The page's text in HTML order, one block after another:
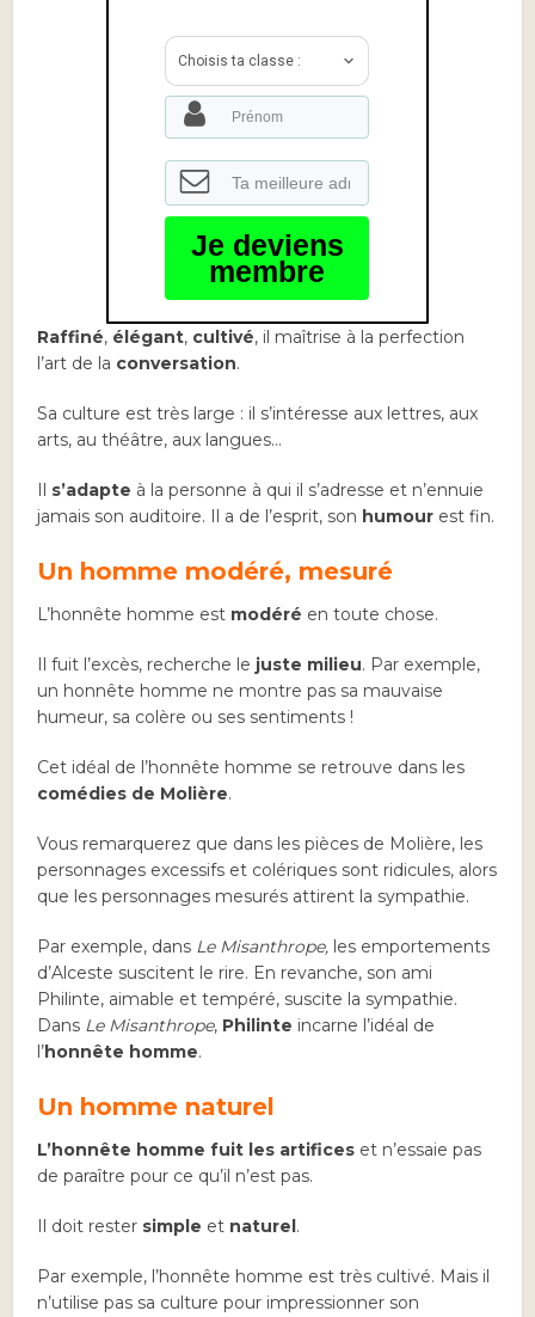
Choisis ta classe :
Je deviens
membre
Raffiné, élégant, cultivé, il maîtrise à la perfection
l’art de la conversation.
Sa culture est très large : il s’intéresse aux lettres, aux
arts, au théâtre, aux langues…
Il s’adapte à la personne à qui il s’adresse et n’ennuie
jamais son auditoire. Il a de l’esprit, son humour est fin.
Un homme modéré, mesuré
L’honnête homme est modéré en toute chose.
Il fuit l’excès, recherche le juste milieu. Par exemple,
un honnête homme ne montre pas sa mauvaise
humeur, sa colère ou ses sentiments !
Cet idéal de l’honnête homme se retrouve dans les
comédies de Molière.
Vous remarquerez que dans les pièces de Molière, les
personnages excessifs et colériques sont ridicules, alors
que les personnages mesurés attirent la sympathie.
Par exemple, dans Le Misanthrope, les emportements
d’Alceste suscitent le rire. En revanche, son ami
Philinte, aimable et tempéré, suscite la sympathie.
Dans Le Misanthrope, Philinte incarne l’idéal de
l’honnête homme.
Un homme naturel
L’honnête homme fuit les artifices et n’essaie pas
de paraître pour ce qu’il n’est pas.
Il doit rester simple et naturel.
Par exemple, l’honnête homme est très cultivé. Mais il
n’utilise pas sa culture pour impressionner son